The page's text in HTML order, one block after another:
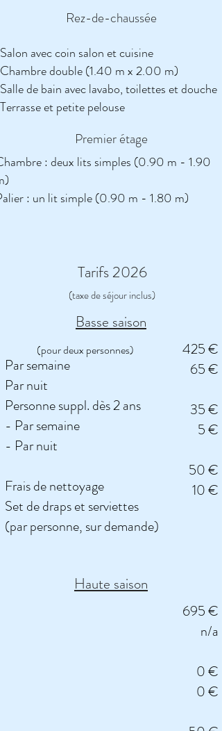
Rez-de-chaussée
Salon avec coin salon et cuisine
Chambre double (1.40 m x 2.00 m)
Salle de bain avec lavabo, toilettes et douche
Terrasse et petite pelouse
Premier étage
: deux lits simples (0.90 m - 1.90
: un lit simple (0.90 m - 1.80 m)
Tarifs 2026
(taxe de séjour inclus)
Basse saison
Par semaine
Par nuit
Personne suppl. dès 2 ans
- Par semaine
- Par nuit
Frais de nettoyage
Set de draps et serviettes
(par personne, sur demande)
(pour deux personnes)
425 €
65 €
35 €
5 €
50 €
10 €
Haute saison
695 €
n/a
0 €
0 €